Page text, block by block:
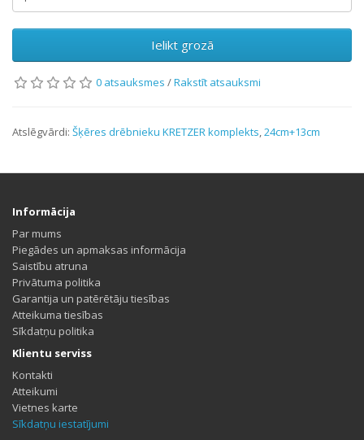
Ielikt grozā
0 atsauksmes /Rakstīt atsauksmi
Atslēgvārdi: Šķēres drēbnieku KRETZER komplekts,24cm+13cm
Informācija
Par mums
Piegādes un apmaksas informācija
Saistību atruna
Privātuma politika
Garantija un patērētāju tiesības
Atteikuma tiesības
Sīkdatņu politika
Klientu serviss
Kontakti
Atteikumi
Vietnes karte
Sīkdatņu iestatījumi